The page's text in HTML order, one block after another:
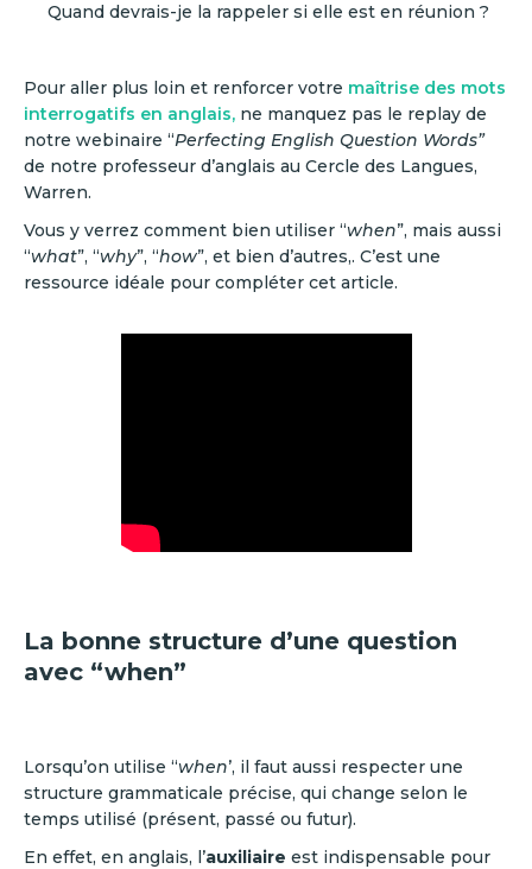
Quand devrais-je la rappeler si elle est en réunion ?
Pour aller plus loin et renforcer votre maîtrise des mots
interrogatifs en anglais, ne manquez pas le replay de
notre webinaire “Perfecting English Question Words”
de notre professeur d’anglais au Cercle des Langues,
Warren.
Vous y verrez comment bien utiliser “when”, mais aussi
“what”, “why”, “how”, et bien d’autres,. C’est une
ressource idéale pour compléter cet article.
La bonne structure d’une question
avec “when”
Lorsqu’on utilise “when’, il faut aussi respecter une
structure grammaticale précise, qui change selon le
temps utilisé (présent, passé ou futur).
En effet, en anglais, l’auxiliaire est indispensable pour